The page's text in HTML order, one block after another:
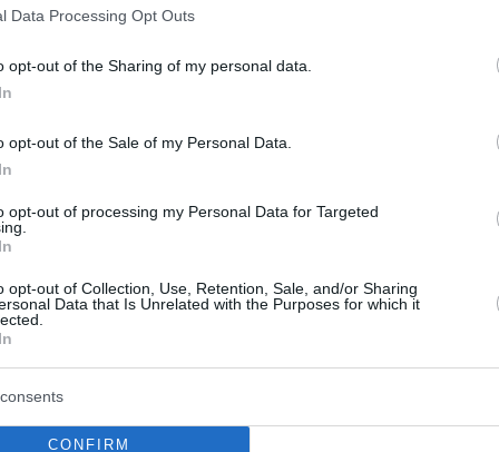
Data Processing Opt Outs
opt-out of the Sharing of my personal data.
opt-out of the Sale of my Personal Data.
opt-out of processing my Personal Data for Targeted
opt-out of Collection, Use, Retention, Sale, and/or Sharing
Data that Is Unrelated with the Purposes for which it
CONFIRM
τη φιλική ήττα (86-80) από την Παρτίζαν, στο